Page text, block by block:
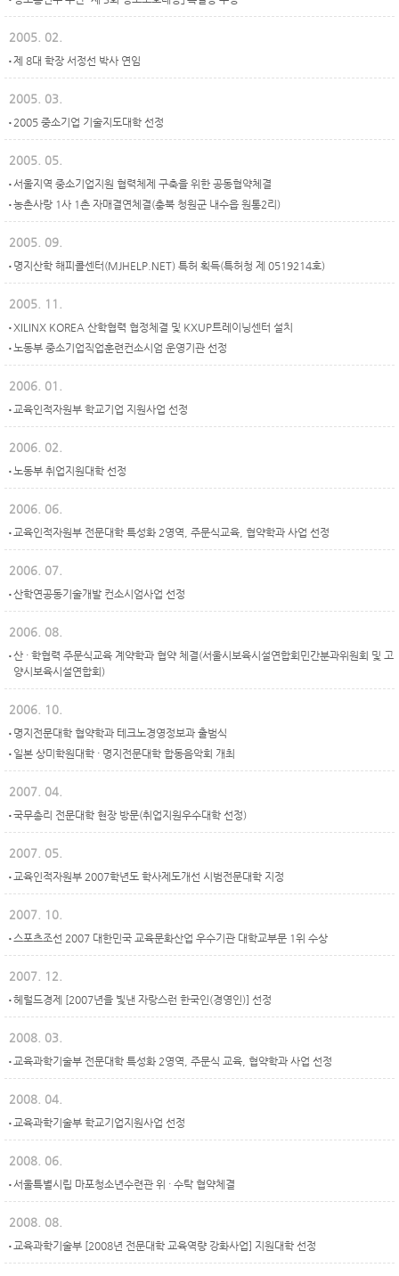
2005. 02.
제 8대 학장 서정선 박사 연임
2005. 03.
2005 중소기업 기술지도대학 선정
2005. 05.
서울지역 중소기업지원 협력체제 구축을 위한 공동협약체결
농촌사랑 1사 1촌 자매결연체결(충북 청원군 내수읍 원통2리)
2005. 09.
명지산학 해피콜센터(MJHELP.NET) 특허 획득(특허청 제 0519214호)
2005. 11.
XILINX KOREA 산학협력 협정체결 및 KXUP트레이닝센터 설치
노동부 중소기업직업훈련컨소시엄 운영기관 선정
2006. 01.
교육인적자원부 학교기업 지원사업 선정
2006. 02.
노동부 취업지원대학 선정
2006. 06.
교육인적자원부 전문대학 특성화 2영역, 주문식교육, 협약학과 사업 선정
2006. 07.
산학연공동기술개발 컨소시엄사업 선정
2006. 08.
산 · 학협력 주문식교육 계약학과 협약 체결(서울시보육시설연합회민간분과위원회 및 고
양시보육시설연합회)
2006. 10.
명지전문대학 협약학과 테크노경영정보과 출범식
일본 상미학원대학 · 명지전문대학 합동음악회 개최
2007. 04.
국무총리 전문대학 현장 방문(취업지원우수대학 선정)
2007. 05.
교육인적자원부 2007학년도 학사제도개선 시범전문대학 지정
2007. 10.
스포츠조선 2007 대한민국 교육문화산업 우수기관 대학교부문 1위 수상
2007. 12.
헤럴드경제 [2007년을 빛낸 자랑스런 한국인(경영인)] 선정
2008. 03.
교육과학기술부 전문대학 특성화 2영역, 주문식 교육, 협약학과 사업 선정
2008. 04.
교육과학기술부 학교기업지원사업 선정
2008. 06.
서울특별시립 마포청소년수련관 위 · 수탁 협약체결
2008. 08.
교육과학기술부 [2008년 전문대학 교육역량 강화사업] 지원대학 선정